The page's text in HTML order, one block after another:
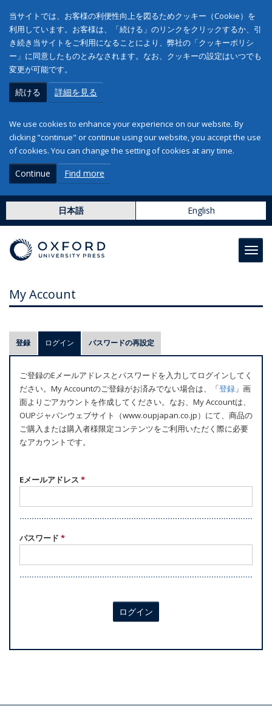
当サイトでは、お客様の利便性向上を図るためクッキー（Cookie）を
利用しています。お客様は、「続ける」のリンクをクリックするか、引
き続き当サイトをご利用になることにより、弊社の「クッキーポリシ
ー」に同意したものとみなされます。なお、クッキーの設定はいつでも
変更が可能です。
続ける 詳細を見る
We use cookies to enhance your experience on our website. By
clicking "continue" or continue using our website, you accept the use
of cookies. You can change the setting of cookies at any time.
Continue Find more
日本語 English
My Account
プ
ラ
マ
リ
ー
タ
ブ
登録 ログイン (アクティブなタブ)
パスワードの再設定
ご登録のEメールアドレスとパスワードを入力してログインしてく
ださい。My Accountのご登録がお済みでない場合は、「登録 」画
面よりごアカウントを作成してください。なお、My Accountは、
OUPジャパンウェブサイト（www.oupjapan.co.jp）にて、商品の
ご購入または購入者様限定コンテンツをご利用いただく際に必要
なアカウントです。
Eメールアドレス *
パスワード *
ログイン